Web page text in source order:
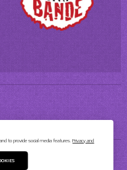
e.V.
to provide social media features.Privacy and